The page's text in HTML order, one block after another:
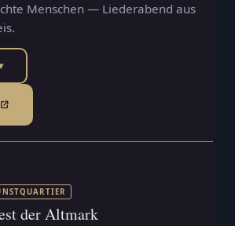
Menschen — Liederabend aus
ÖFFNET IN NEUEM TAB)
der Altmark